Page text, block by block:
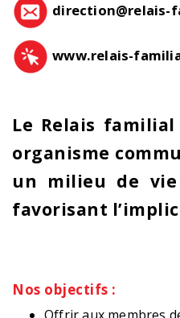
www.relais-
Le Relais
organisme
un milieu de
favorisant
Nos objectifs :
Offrir aux membres